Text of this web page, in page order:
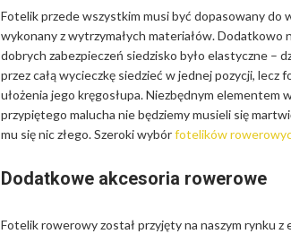
Fotelik przede wszystkim musi być dopasowany do
wykonany z wytrzymałych materiałów. Dodatkowo
dobrych zabezpieczeń siedzisko było elastyczne –
przez całą wycieczkę siedzieć w jednej pozycji, lecz
ułożenia jego kręgosłupa. Niezbędnym elementem
przypiętego malucha nie będziemy musieli się
mu się nic złego. Szeroki wybórfotelików
Dodatkowe akcesoria rowerowe
Fotelik rowerowy został przyjęty na naszym rynku z